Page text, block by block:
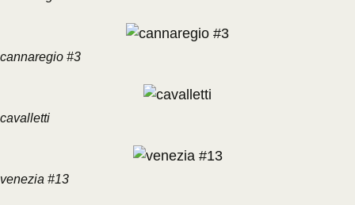
cannaregio #3
cavalletti
venezia #13